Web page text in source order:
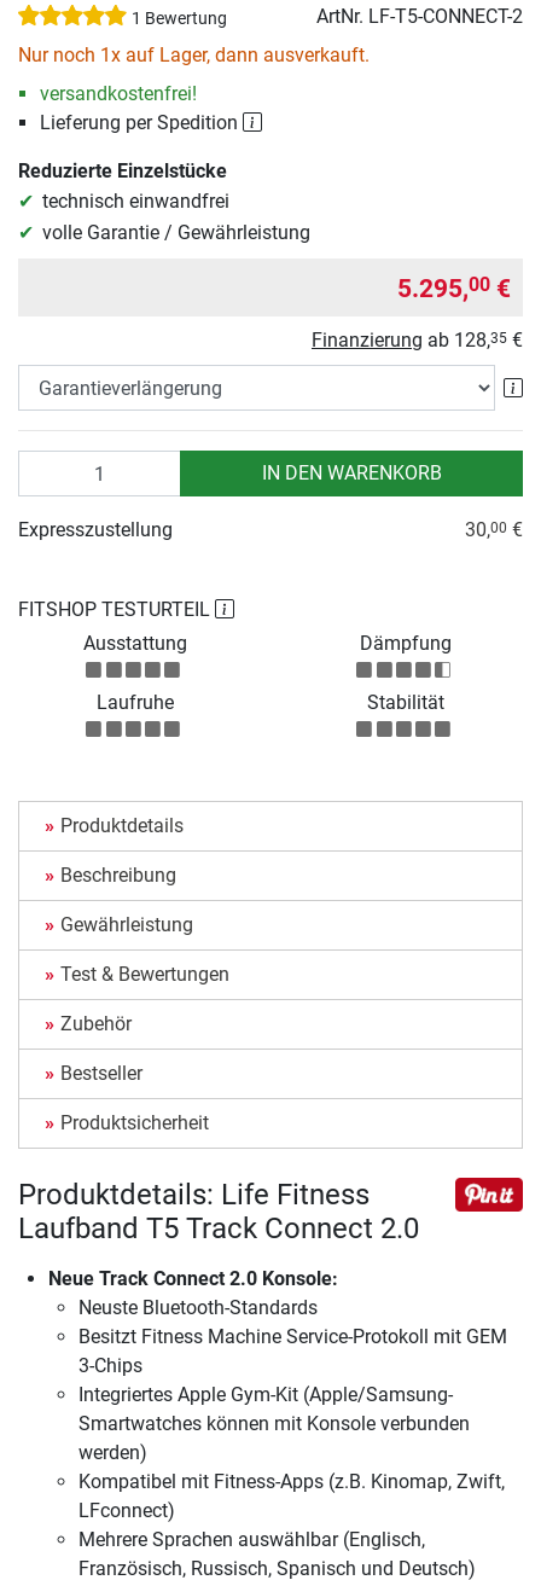
1 Bewertung ArtNr. LF-T5-CONNECT-2
Nur noch 1x auf Lager, dann ausverkauft.
versandkostenfrei!
Lieferung per Spedition
Reduzierte Einzelstücke
technisch einwandfrei
volle Garantie / Gewährleistung
5.295,00 €
Finanzierung ab 128,35 €
IN DEN WARENKORB
FITSHOP TESTURTEIL
Ausstattung
Dämpfung
Laufruhe Stabilität
Expresszustellung 30,00 €
Produktdetails
Beschreibung
Gewährleistung
Test & Bewertungen
Zubehör
Bestseller
Produktsicherheit
Produktdetails: Life Fitness
Laufband T5 Track Connect 2.0
Neue Track Connect 2.0 Konsole:
Neuste Bluetooth-Standards
Besitzt Fitness Machine Service-Protokoll mit GEM
3-Chips
Integriertes Apple Gym-Kit (Apple/Samsung-
Smartwatches können mit Konsole verbunden
werden)
Kompatibel mit Fitness-Apps (z.B. Kinomap, Zwift,
LFconnect)
Mehrere Sprachen auswählbar (Englisch,
Französisch, Russisch, Spanisch und Deutsch)